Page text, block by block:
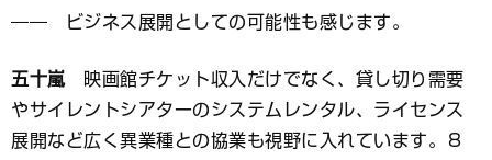
―― ビジネス展開としての可能性も感じます。
五十嵐 映画館チケット収入だけでなく、貸し切り需要
やサイレントシアターのシステムレンタル、ライセンス
展開など広く異業種との協業も視野に入れています。８